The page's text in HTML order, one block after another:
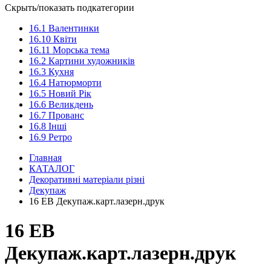
Скрыть/показать подкатегории
16.1 Валентинки
16.10 Квіти
16.11 Морська тема
16.2 Картини художників
16.3 Кухня
16.4 Натюрморти
16.5 Новий Рік
16.6 Великдень
16.7 Прованс
16.8 Інші
16.9 Ретро
Главная
КАТАЛОГ
Декоративні матеріали різні
Декупаж
16 ЕВ Декупаж.карт.лазерн.друк
16 ЕВ
Декупаж.карт.лазерн.друк